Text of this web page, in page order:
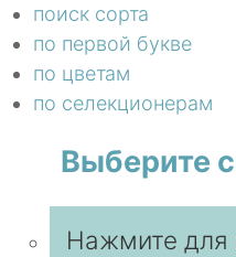
поиск сорта
по первой букве
по цветам
по селекционерам
Выберите
Нажмите для